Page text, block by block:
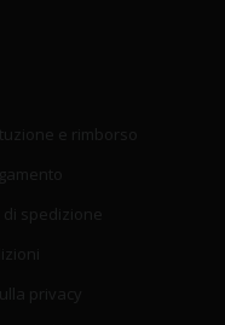
e rimborso
spedizione
privacy